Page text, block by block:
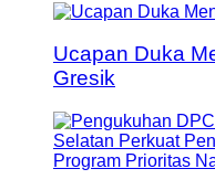
Ucapan Duka
Gresik